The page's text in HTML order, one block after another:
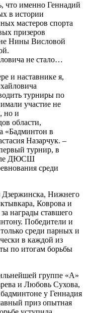
что именно Геннадий
в истории
мастеров спорта
призеров
Нины Висловой
не стало…
и наставнике я,
турниры по
участие не
но и
области,
«Бадминтон в
Назарчук. –
турнир, в
ДЮСШ
среди
Дзержинска, Нижнего
Коврова и
награды ставшего
Победители и
среди парных и
в каждой из
по итогам борьбы
группе «А»
и Любовь Сухова,
у Геннадия
приз опытная